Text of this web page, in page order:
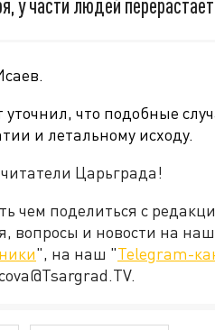
у части людей
что подобные
и летальному исходу.
Царьграда!
чем поделиться с
вопросы и новости на
", на наш "Telegram-